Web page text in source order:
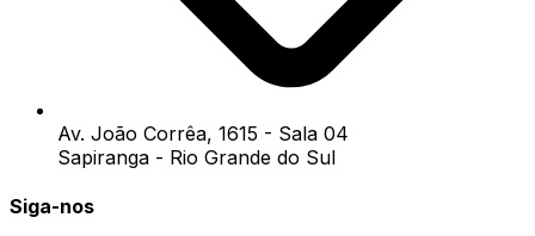
Av. João Corrêa, 1615 - Sala 04
Sapiranga - Rio Grande do Sul
Siga-nos